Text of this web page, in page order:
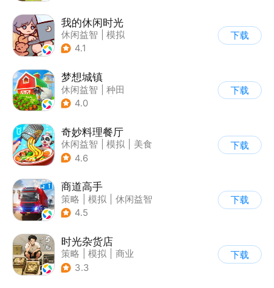
我的休闲时光
休闲益智
模拟
4.1
下载
梦想城镇
休闲益智
种田
| 田园生活
4.0
下载
奇妙料理餐厅
休闲益智 模拟
美食
| 宝宝巴士
4.6
下载
商道高手
策略 模拟
休闲益智
| 收集
4.5
下载
时光杂货店
策略 模拟
商业
| 童年
3.3
下载